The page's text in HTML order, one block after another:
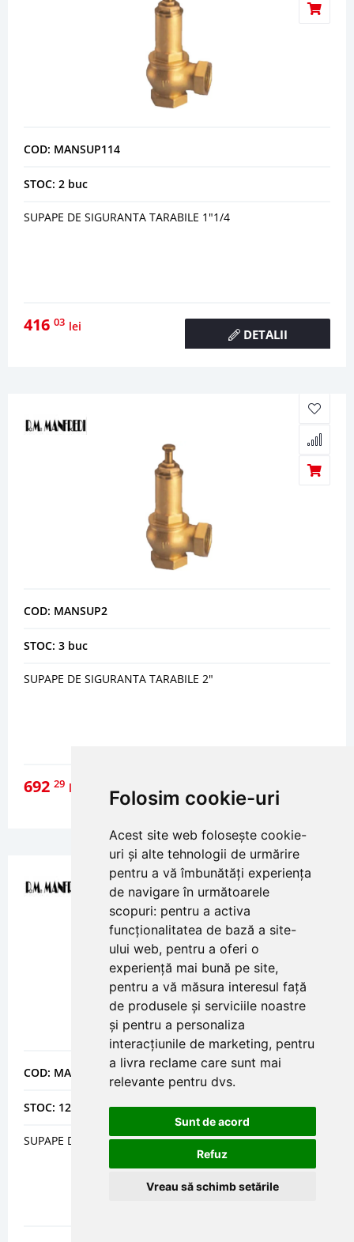
Folosim cookie-uri
Acest site web folosește cookie-
uri și alte tehnologii de urmărire
pentru a vă îmbunătăți experiența
de navigare în următoarele
scopuri: pentru a activa
funcționalitatea de bază a site-
ului web, pentru a oferi o
experiență mai bună pe site,
pentru a vă măsura interesul față
de produsele și serviciile noastre
și pentru a personaliza
interacțiunile de marketing, pentru
a livra reclame care sunt mai
relevante pentru dvs.
Sunt de acord
Refuz
Vreau să schimb setările
COD: MANSUP114
STOC: 2 buc
SUPAPE DE SIGURANTA TARABILE 1"1/4
416 03 lei
DETALII
COD: MANSUP2
STOC: 3 buc
SUPAPE DE SIGURANTA TARABILE 2"
692 29 lei
DETALII
COD: MANSUP212
STOC: 12 buc
SUPAPE DE SIGURANTA TARABILE 2"1/2